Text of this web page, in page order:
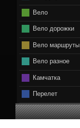
Вело
Вело дорожки
Вело маршруты
Вело разное
Камчатка
Перелет